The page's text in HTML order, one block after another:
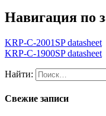
Навигация по
KRP-C-2001SP datasheet
KRP-C-1900SP datasheet
Найти:
Свежие записи